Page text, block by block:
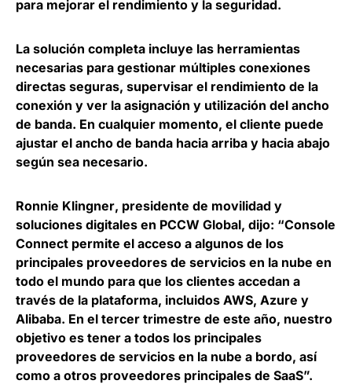
para mejorar el rendimiento y la seguridad.
La solución completa incluye las herramientas
necesarias para gestionar múltiples conexiones
directas seguras, supervisar el rendimiento de la
conexión y ver la asignación y utilización del ancho
de banda. En cualquier momento, el cliente puede
ajustar el ancho de banda hacia arriba y hacia abajo
según sea necesario.
Ronnie Klingner, presidente de movilidad y
soluciones digitales en PCCW Global, dijo: “Console
Connect permite el acceso a algunos de los
principales proveedores de servicios en la nube en
todo el mundo para que los clientes accedan a
través de la plataforma, incluidos AWS, Azure y
Alibaba. En el tercer trimestre de este año, nuestro
objetivo es tener a todos los principales
proveedores de servicios en la nube a bordo, así
como a otros proveedores principales de SaaS”.